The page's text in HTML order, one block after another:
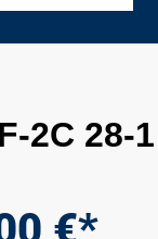
2C 28-